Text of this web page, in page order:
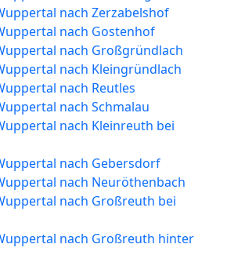
nach Zerzabelshof
nach Gostenhof
nach Großgründlach
nach Kleingründlach
nach Reutles
nach Schmalau
nach Kleinreuth bei
nach Gebersdorf
nach Neuröthenbach
nach Großreuth bei
nach Großreuth hinter